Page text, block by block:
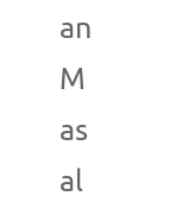
an
M
as
al